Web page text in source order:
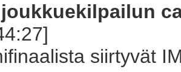
joukkuekilpailun
siirtyvät